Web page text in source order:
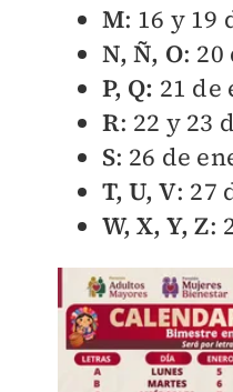
M: 16 y 19
N, Ñ, O: 20
P, Q: 21 de
R: 22 y 23
S: 26 de
T, U, V: 27
W, X, Y, Z: